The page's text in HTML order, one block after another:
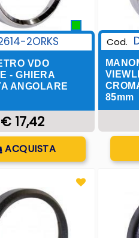
2ORKS
VDO
- GHIERA
ANGOLARE
€ 17,42
ACQUISTA
Cod.
85mm